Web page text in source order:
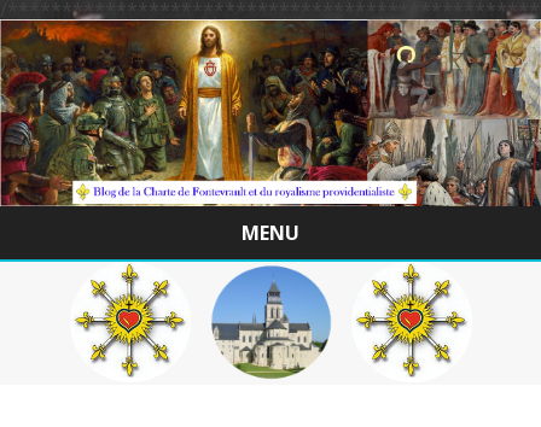
/
MENU
Skip
to
content